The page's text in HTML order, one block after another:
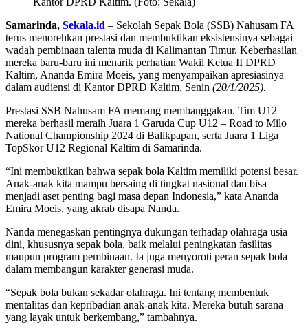
Samarinda, Sekala.id – Sekolah Sepak Bola (SSB) Nahusam FA
terus menorehkan prestasi dan membuktikan eksistensinya sebagai
wadah pembinaan talenta muda di Kalimantan Timur. Keberhasilan
mereka baru-baru ini menarik perhatian Wakil Ketua II DPRD
Kaltim, Ananda Emira Moeis, yang menyampaikan apresiasinya
dalam audiensi di Kantor DPRD Kaltim, Senin (20/1/2025).
Prestasi SSB Nahusam FA memang membanggakan. Tim U12
mereka berhasil meraih Juara 1 Garuda Cup U12 – Road to Milo
National Championship 2024 di Balikpapan, serta Juara 1 Liga
TopSkor U12 Regional Kaltim di Samarinda.
“Ini membuktikan bahwa sepak bola Kaltim memiliki potensi besar.
Anak-anak kita mampu bersaing di tingkat nasional dan bisa
menjadi aset penting bagi masa depan Indonesia,” kata Ananda
Emira Moeis, yang akrab disapa Nanda.
Nanda menegaskan pentingnya dukungan terhadap olahraga usia
dini, khususnya sepak bola, baik melalui peningkatan fasilitas
maupun program pembinaan. Ia juga menyoroti peran sepak bola
dalam membangun karakter generasi muda.
“Sepak bola bukan sekadar olahraga. Ini tentang membentuk
mentalitas dan kepribadian anak-anak kita. Mereka butuh sarana
yang layak untuk berkembang,” tambahnya.